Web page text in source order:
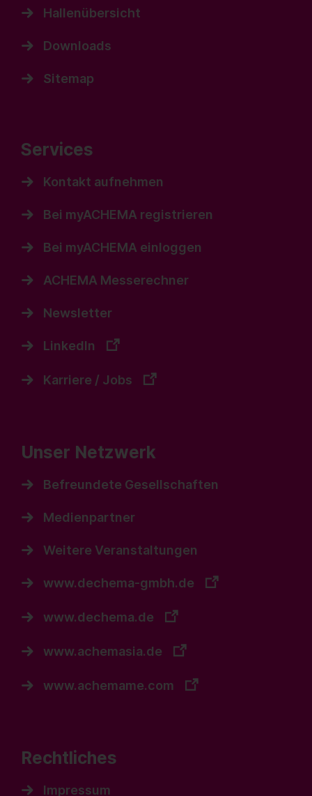
Hallenübersicht
Downloads
Sitemap
Services
Kontakt aufnehmen
Bei myACHEMA registrieren
Bei myACHEMA einloggen
ACHEMA Messerechner
Newsletter
LinkedIn
Karriere / Jobs
Unser Netzwerk
Befreundete Gesellschaften
Medienpartner
Weitere Veranstaltungen
www.dechema-gmbh.de
www.dechema.de
www.achemasia.de
www.achemame.com
Rechtliches
Impressum